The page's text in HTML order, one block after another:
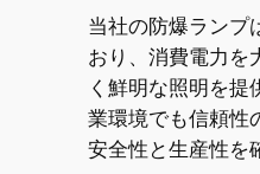
当社の防爆ランプ
おり、消費電力を
く鮮明な照明を提
業環境でも信頼性
安全性と生産性を